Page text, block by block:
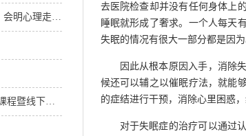
“益企创享，一起幸福”，会明心理走进社区公益，与居民一起让社区更美好
成长小组|系统精神分析课程暨线下团体成长小组招募
去医院检查却并没有任何身体上
睡眠就形成了奢求。一个人每天
失眠的情况有很大一部分都是因为
因此从根本原因入手，消除
候还可以辅之以催眠疗法，就能
的症结进行干预，消除心里困惑
对于失眠症的治疗可以通过